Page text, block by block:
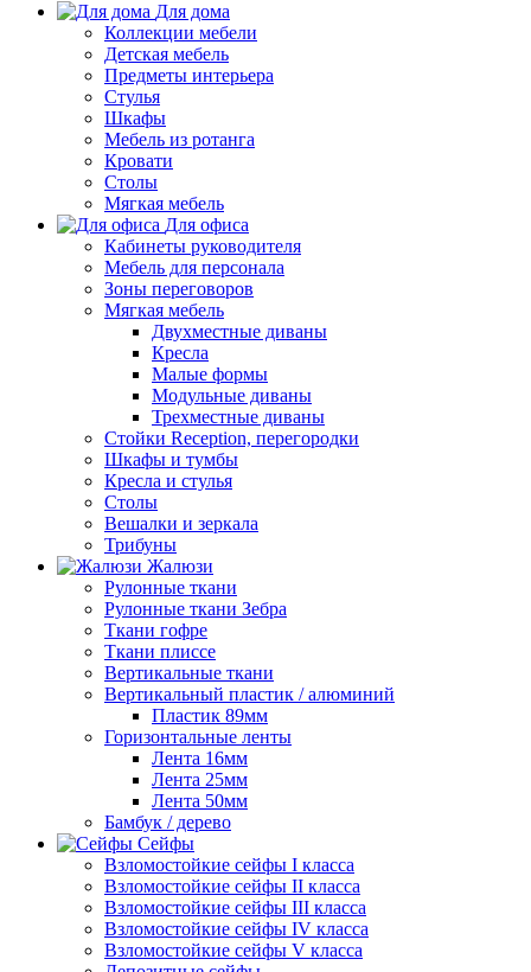
Для дома
Коллекции мебели
Детская мебель
Предметы интерьера
Стулья
Шкафы
Мебель из ротанга
Кровати
Столы
Мягкая мебель
Для офиса
Кабинеты руководителя
Мебель для персонала
Зоны переговоров
Мягкая мебель
Двухместные диваны
Кресла
Малые формы
Модульные диваны
Трехместные диваны
Стойки Reception, перегородки
Шкафы и тумбы
Кресла и стулья
Столы
Вешалки и зеркала
Трибуны
Жалюзи
Рулонные ткани
Рулонные ткани Зебра
Ткани гофре
Ткани плиссе
Вертикальные ткани
Вертикальный пластик / алюминий
Пластик 89мм
Горизонтальные ленты
Лента 16мм
Лента 25мм
Лента 50мм
Бамбук / дерево
Сейфы
Взломостойкие сейфы I класса
Взломостойкие сейфы II класса
Взломостойкие сейфы III класса
Взломостойкие сейфы IV класса
Взломостойкие сейфы V класса